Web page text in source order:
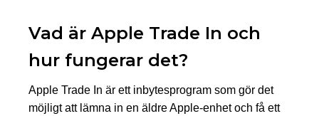
Vad är Apple Trade In och
hur fungerar det?
Apple Trade In är ett inbytesprogram som gör det
möjligt att lämna in en äldre Apple-enhet och få ett